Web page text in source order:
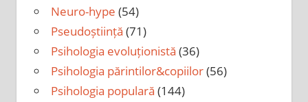
Neuro-hype (54)
Pseudoștiință (71)
Psihologia evoluționistă (36)
Psihologia părintilor&copiilor(56)
Psihologia populară (144)